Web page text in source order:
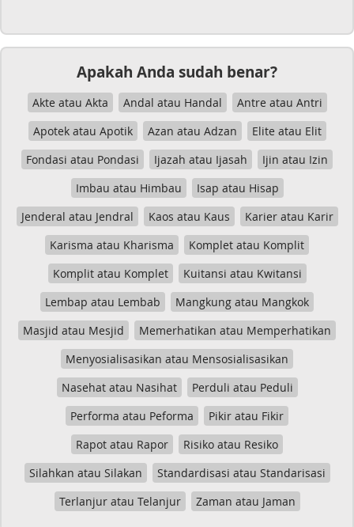
Apakah Anda sudah benar?
Akte atau Akta Andal atau Handal
Antre atau Antri
Apotek atau Apotik
Azan atau Adzan
Elite atau Elit
Fondasi atau Pondasi
Ijazah atau Ijasah
Ijin atau Izin
Imbau atau Himbau
Isap atau Hisap
Jenderal atau Jendral
Kaos atau Kaus
Karier atau Karir
Karisma atau Kharisma
Komplet atau Komplit
Komplit atau Komplet
Kuitansi atau Kwitansi
Lembap atau Lembab
Mangkung atau Mangkok
Masjid atau Mesjid
Memerhatikan atau Memperhatikan
Menyosialisasikan atau Mensosialisasikan
Nasehat atau Nasihat
Perduli atau Peduli
Performa atau Peforma
Pikir atau Fikir
Rapot atau Rapor
Risiko atau Resiko
Silahkan atau Silakan
Standardisasi atau Standarisasi
Terlanjur atau Telanjur
Zaman atau Jaman